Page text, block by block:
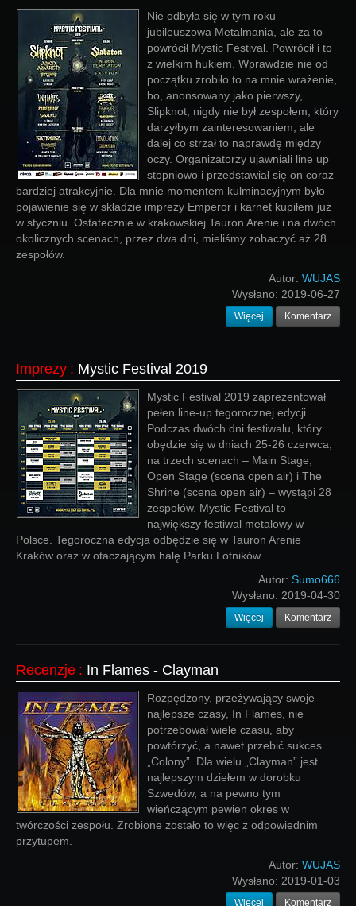
Nie odbyła się w tym roku
jubileuszowa Metalmania, ale za to
powrócił Mystic Festival. Powrócił i to
z wielkim hukiem. Wprawdzie nie od
początku zrobiło to na mnie wrażenie,
bo, anonsowany jako pierwszy,
Slipknot, nigdy nie był zespołem, który
darzyłbym zainteresowaniem, ale
dalej co strzał to naprawdę między
oczy. Organizatorzy ujawniali line up
stopniowo i przedstawiał się on coraz
bardziej atrakcyjnie. Dla mnie momentem kulminacyjnym było
pojawienie się w składzie imprezy Emperor i karnet kupiłem już
w styczniu. Ostatecznie w krakowskiej Tauron Arenie i na dwóch
okolicznych scenach, przez dwa dni, mieliśmy zobaczyć aż 28
zespołów.
Autor: WUJAS
Wysłano: 2019-06-27
Więcej Komentarz
Imprezy : Mystic Festival 2019
Mystic Festival 2019 zaprezentował
pełen line-up tegorocznej edycji.
Podczas dwóch dni festiwalu, który
obędzie się w dniach 25-26 czerwca,
na trzech scenach – Main Stage,
Open Stage (scena open air) i The
Shrine (scena open air) – wystąpi 28
zespołów. Mystic Festival to
największy festiwal metalowy w
Polsce. Tegoroczna edycja odbędzie się w Tauron Arenie
Kraków oraz w otaczającym halę Parku Lotników.
Autor: Sumo666
Wysłano: 2019-04-30
Więcej Komentarz
Recenzje : In Flames - Clayman
Rozpędzony, przeżywający swoje
najlepsze czasy, In Flames, nie
potrzebował wiele czasu, aby
powtórzyć, a nawet przebić sukces
„Colony”. Dla wielu „Clayman” jest
najlepszym dziełem w dorobku
Szwedów, a na pewno tym
wieńczącym pewien okres w
twórczości zespołu. Zrobione zostało to więc z odpowiednim
przytupem.
Autor: WUJAS
Wysłano: 2019-01-03
Więcej Komentarz